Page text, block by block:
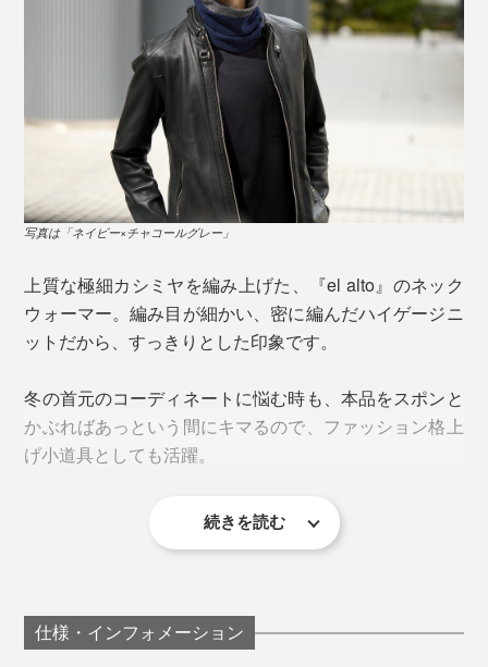
写真は「ネイビー×チャコールグレー」
インナー感覚で襟元から色がチラ見えするデザインだか
ら、誰でも簡単にワンポイントをつくれます。
頭からとおすだけのカンタンさなのに、誰でも、おしゃ
れにキマる秘訣は、「リブ編み」と「平編み」の絶妙な
組み合わせにあります。
広げると、リブ編み部分（約17cm）と、平編み部分
糸をつくる「カシミヤ原毛」は、細ければ細いほど、長
ければ長いほど、高品質です。細く、長い原毛を紡いだ
カシミヤ糸は、肌触りも光沢感も、とびっきり。
本品は、1本が直径14～15㎛、長さ32～34mmと、細
さ・長さともに、トップクラスのカシミヤ原毛を厳選し
ています。
写真は「ネイビー×チャコールグレー」
上質な極細カシミヤを編み上げた、『el alto』のネック
ウォーマー。編み目が細かい、密に編んだハイゲージニ
ットだから、すっきりとした印象です。
冬の首元のコーディネートに悩む時も、本品をスポンと
かぶればあっという間にキマるので、ファッション格上
げ小道具としても活躍。
続きを読む
仕様・インフォメーション